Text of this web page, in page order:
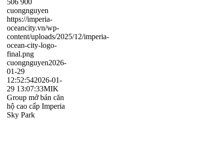
506 900
cuongnguyen
https://imperia-
oceancity.vn/wp-
content/uploads/2025/12/imperia-
ocean-city-logo-
final.png
cuongnguyen2026-
01-29
12:52:542026-01-
29 13:07:33MIK
Group mở bán căn
hộ cao cấp Imperia
Sky Park